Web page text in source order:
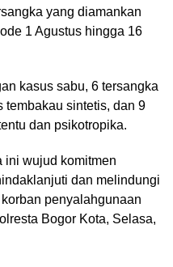
yang diamankan
1 Agustus hingga 16
kasus sabu, 6 tersangka
tembakau sintetis, dan 9
dan psikotropika.
ini wujud komitmen
dan melindungi
penyalahgunaan
Bogor Kota, Selasa,